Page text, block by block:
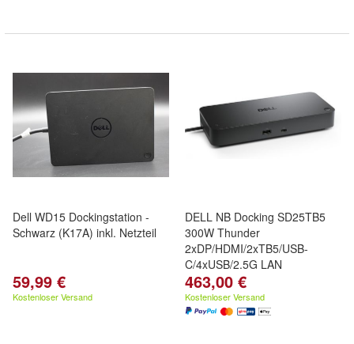
Dell WD15 Dockingstation -
Schwarz (K17A) inkl. Netzteil
59,99 €
Kostenloser Versand
DELL NB Docking SD25TB5
300W Thunder
2xDP/HDMI/2xTB5/USB-
C/4xUSB/2.5G LAN
463,00 €
Kostenloser Versand